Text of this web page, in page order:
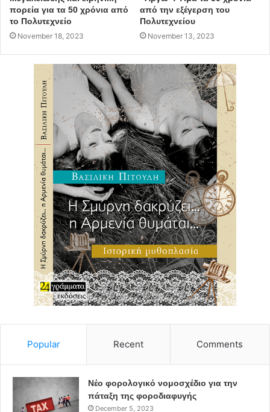
πορεία για τα 50 χρόνια από
το Πολυτεχνείο
November 18, 2023
από την εξέγερση του
Πολυτεχνείου
November 13, 2023
Popular Recent Comments
Νέο φορολογικό νομοσχέδιο για την
πάταξη της φοροδιαφυγής
December 5, 2023